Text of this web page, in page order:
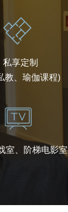
私享定制
教、瑜伽课程)
室、阶梯电影室